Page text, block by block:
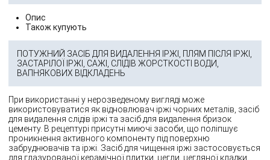
Опис
Також купують
ПОТУЖНИЙ ЗАСІБ ДЛЯ ВИДАЛЕННЯ ІРЖІ, ПЛЯМ ПІСЛЯ ІРЖІ,
ЗАСТАРІЛОЇ ІРЖІ, САЖІ, СЛІДІВ ЖОРСТКОСТІ ВОДИ,
ВАПНЯКОВИХ ВІДКЛАДЕНЬ
При використанні у нерозведеному вигляді може
використовуватися як відновлювач іржі чорних металів, засіб
для видалення слідів іржі та засіб для видалення бризок
цементу. В рецептурі присутні миючі засоби, що поліпшує
проникнення активного компоненту під поверхню
забруднювачів та іржі. Засіб для чищення іржі застосовується
для глазурованої керамічної плитки, цегли, цегляної кладки,